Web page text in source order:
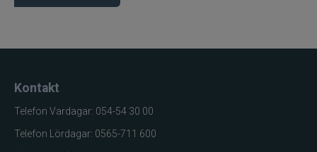
Kontakt
Telefon Vardagar: 054-54 30 00
Telefon Lördagar: 0565-711 600